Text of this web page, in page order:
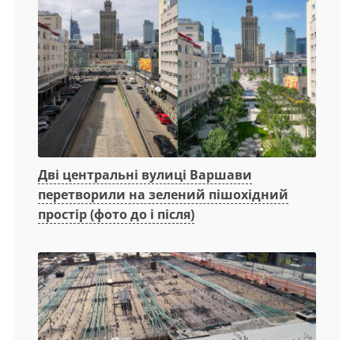
Дві центральні вулиці Варшави
перетворили на зелений пішохідний
простір (фото до і після)